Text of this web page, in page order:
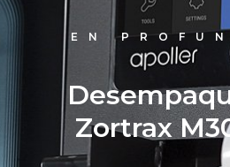
EN
Zortrax